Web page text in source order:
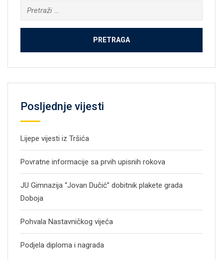
Pretraga:
Posljednje vijesti
Lijepe vijesti iz Tršića
Povratne informacije sa prvih upisnih rokova
JU Gimnazija “Jovan Dučić” dobitnik plakete grada
Doboja
Pohvala Nastavničkog vijeća
Podjela diploma i nagrada